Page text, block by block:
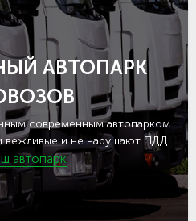
АВТОПАРК
современным автопарком
вежливые и не нарушают ПДД.
автопарк